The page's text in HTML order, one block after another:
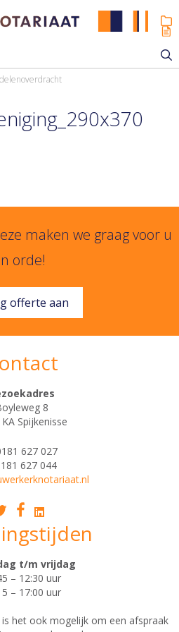
maken we graag voor u
in orde!
offerte aan
8
Spijkenisse
627 027
627 044
t/m vrijdag
– 12:30 uur
– 17:00 uur
het ook mogelijk om een afspraak